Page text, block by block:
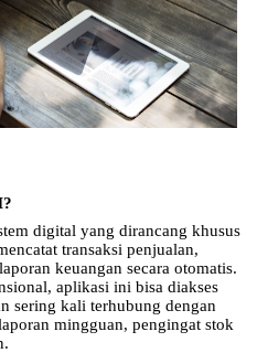
digital yang dirancang khusus
transaksi penjualan,
keuangan secara otomatis.
aplikasi ini bisa diakses
sering kali terhubung dengan
mingguan, pengingat stok